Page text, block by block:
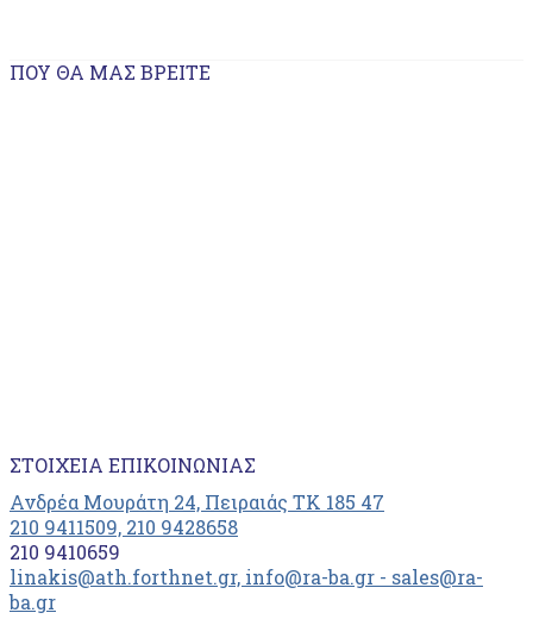
ΠΟΥ ΘΑ ΜΑΣ ΒΡΕΊΤΕ
ΣΤΟΙΧΕΊΑ ΕΠΙΚΟΙΝΩΝΊΑΣ
Ανδρέα Μουράτη 24, Πειραιάς ΤΚ 185 47
210 9411509, 210 9428658
210 9410659
linakis@ath.forthnet.gr, info@ra-ba.gr - sales@ra-
ba.gr